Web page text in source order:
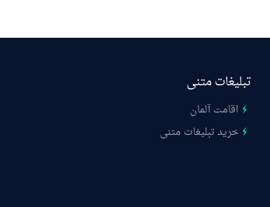
تبلیغات متنی
اقامت آلمان
خرید تبلیغات متنی